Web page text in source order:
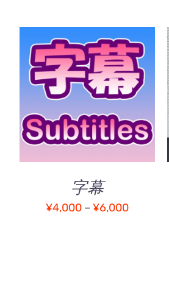
あ
り
ま
す。
オ
シ
ョ
は
ペ
¥7,000
オプションを選択
こ
の
商
品
に
は
の
QUICK VIEW
字幕
¥4,000 – ¥6,000価